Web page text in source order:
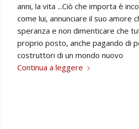
anni, la vita ...Ciò che importa è
come lui, annunciare il suo amore
speranza e non dimenticare che
proprio posto, anche pagando di
costruttori di un mondo nuovo
Continua a leggere